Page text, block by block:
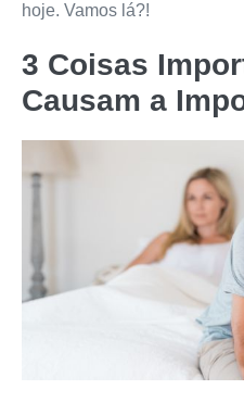
hoje. Vamos lá?!
3 Coisas
Causam a